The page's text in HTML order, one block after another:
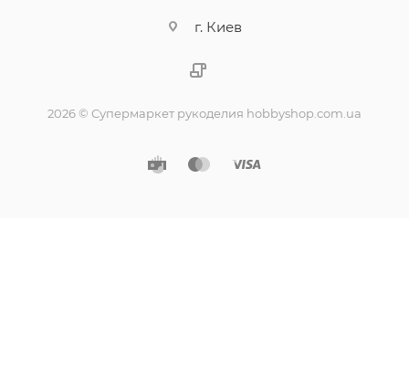
г. Киев
2026 © Супермаркет рукоделия hobbyshop.com.ua